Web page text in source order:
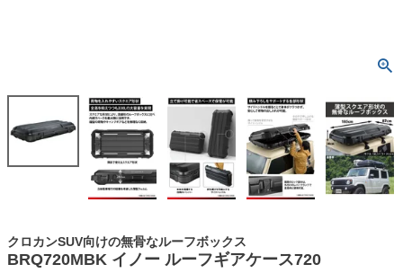
クロカンSUV向けの無骨なルーフボックス
BRQ720MBK イノー ルーフギアケース720